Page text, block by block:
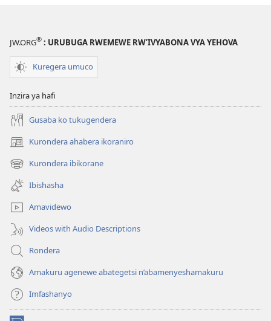
JW.ORG® : URUBUGA RWEMEWE RW’IVYABONA VYA YEHOVA
Kuregera umuco
Inzira ya hafi
Gusaba ko tukugendera
Kurondera ahabera ikoraniro
(opens
new
window)
Kurondera ibikorane
(opens
new
window)
Ibishasha
Amavidewo
Videos with Audio Descriptions
Rondera
Amakuru agenewe abategetsi n’abamenyeshamakuru
Imfashanyo